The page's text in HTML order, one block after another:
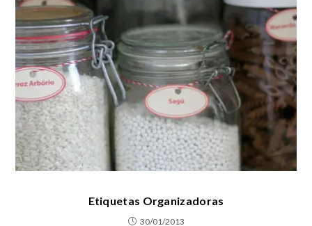
Etiquetas Organizadoras
30/01/2013